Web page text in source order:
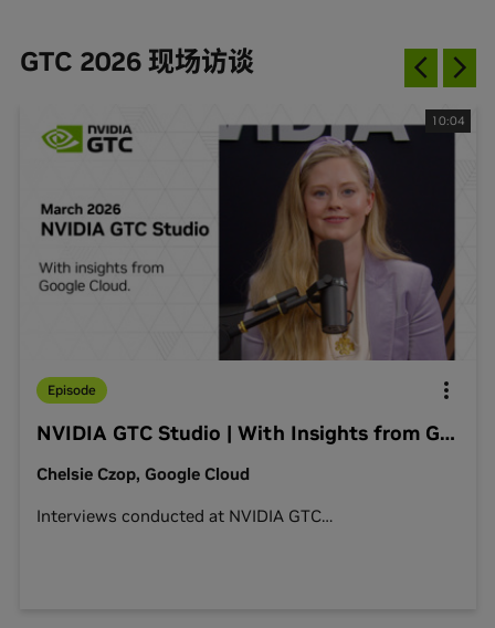
GTC 2026 现场访谈
10:04
Episode
NVIDIA GTC Studio | With Insights from Google Cloud
Chelsie Czop, Google Cloud
Interviews conducted at NVIDIA GTC…